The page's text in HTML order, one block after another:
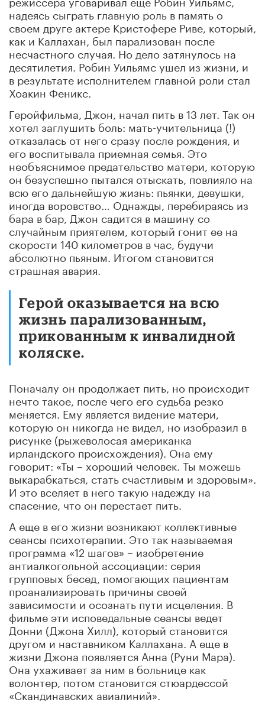
надеясь сыграть главную роль в память о
своем друге актере Кристофере Риве, который,
как и Каллахан, был парализован после
несчастного случая. Но дело затянулось на
десятилетия. Робин Уильямс ушел из жизни, и
в результате исполнителем главной роли стал
Хоакин Феникс.
Геройфильма, Джон, начал пить в 13 лет. Так он
хотел заглушить боль: мать-учительница (!)
отказалась от него сразу после рождения, и
его воспитывала приемная семья. Это
необъяснимое предательство матери, которую
он безуспешно пытался отыскать, повлияло на
всю его дальнейшую жизнь: пьянки, девушки,
иногда воровство… Однажды, перебираясь из
бара в бар, Джон садится в машину со
случайным приятелем, который гонит ее на
скорости 140 километров в час, будучи
абсолютно пьяным. Итогом становится
страшная авария.
Герой оказывается на всю
жизнь парализованным,
прикованным к инвалидной
коляске.
Поначалу он продолжает пить, но происходит
нечто такое, после чего его судьба резко
меняется. Ему является видение матери,
которую он никогда не видел, но изобразил в
рисунке (рыжеволосая американка
ирландского происхождения). Она ему
говорит: «Ты – хороший человек. Ты можешь
выкарабкаться, стать счастливым и здоровым».
И это вселяет в него такую надежду на
спасение, что он перестает пить.
А еще в его жизни возникают коллективные
сеансы психотерапии. Это так называемая
программа «12 шагов» – изобретение
антиалкогольной ассоциации: серия
групповых бесед, помогающих пациентам
проанализировать причины своей
зависимости и осознать пути исцеления. В
фильме эти исповедальные сеансы ведет
Донни (Джона Хилл), который становится
другом и наставником Каллахана. А еще в
жизни Джона появляется Анна (Руни Мара).
Она ухаживает за ним в больнице как
волонтер, потом становится стюардессой
«Скандинавских авиалиний».